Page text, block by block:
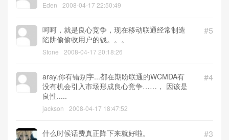
Eden 2008-04-17 22:50:49
#5
呵呵，就是良心竞争，现在移动联通经常制造
陷阱偷偷收用户的钱。。。
Stone 2008-04-17 20:18:26
#4
aray.你有错别字...都在期盼联通的WCMDA有
没有机会引入市场形成良心竞争……， 因该是
良性.....
jackson 2008-04-17 18:47:52
#3
什么时候话费真正降下来就好啦。